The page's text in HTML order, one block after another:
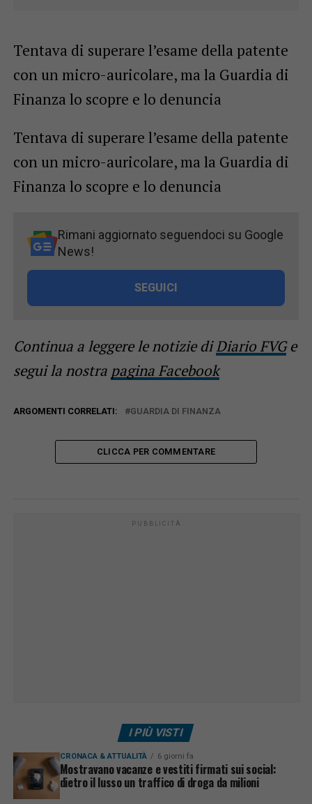
Tentava di superare l’esame della patente
con un micro-auricolare, ma la Guardia di
Finanza lo scopre e lo denuncia
Tentava di superare l’esame della patente
con un micro-auricolare, ma la Guardia di
Finanza lo scopre e lo denuncia
Rimani aggiornato seguendoci su Google
News!
SEGUICI
Continua a leggere le notizie diDiario FVGe
segui la nostra pagina Facebook
ARGOMENTI CORRELATI: GUARDIA DI FINANZA
CLICCA PER COMMENTARE
PUBBLICITÀ
I PIÙ VISTI
CRONACA & ATTUALITÀ 6 giorni fa
Mostravano vacanze e vestiti firmati sui social:
dietro il lusso un traffico di droga da milioni